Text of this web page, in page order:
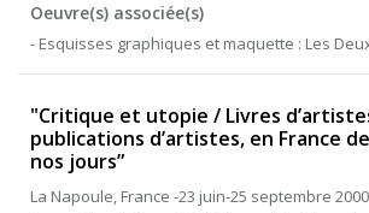
Oeuvre(s) associée(s)
- Esquisses graphiques et maquette : Les
"Critique et utopie / Livres
publications d’artistes, en France
nos jours”
La Napoule, France -23 juin-25 septembre 2000